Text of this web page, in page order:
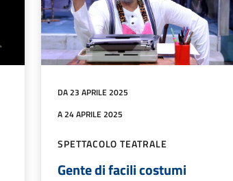
DA 23 APRILE 2025
A 24 APRILE 2025
SPETTACOLO TEATRALE
Gente di facili costumi